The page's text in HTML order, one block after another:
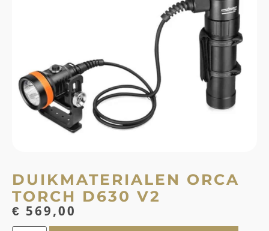
DUIKMATERIALEN ORCA
TORCH D630 V2
€ 569,00